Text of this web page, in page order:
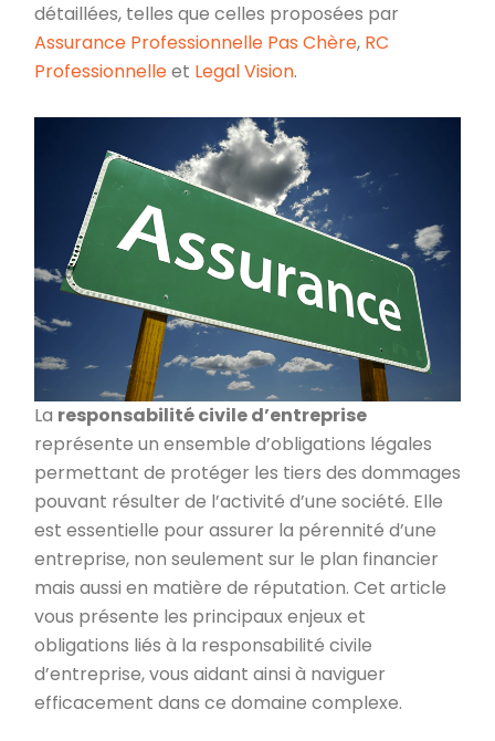
détaillées, telles que celles proposées par
Assurance Professionnelle Pas Chère, RC
Professionnelleet Legal Vision.
La responsabilité civile d’entreprise
représente un ensemble d’obligations légales
permettant de protéger les tiers des dommages
pouvant résulter de l’activité d’une société. Elle
est essentielle pour assurer la pérennité d’une
entreprise, non seulement sur le plan financier
mais aussi en matière de réputation. Cet article
vous présente les principaux enjeux et
obligations liés à la responsabilité civile
d’entreprise, vous aidant ainsi à naviguer
efficacement dans ce domaine complexe.